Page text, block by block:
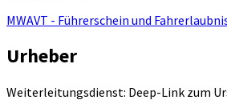
MWAVT - Führerschein und
Urheber
Weiterleitungsdienst: Deep-Link zum